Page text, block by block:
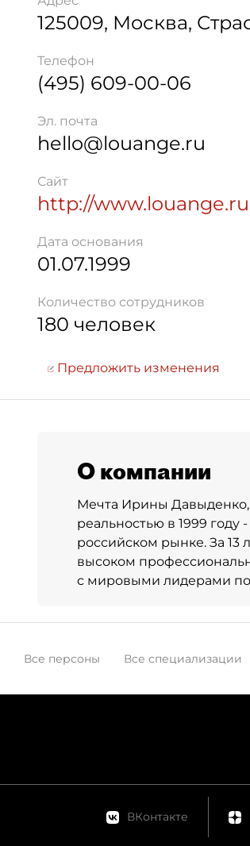
125009, Москва,
Телефон
(495) 609-00-06
Эл. почта
hello@louange.ru
Сайт
http://www.louange.ru
Дата основания
01.07.1999
Количество сотрудников
180 человек
Предложить изменения
О компании
Мечта Ирины Давыденко,
реальностью в 1999 году
российском рынке. За
высоком
с мировыми лидерами по
Все персоны Все специализации
ВКонтакте